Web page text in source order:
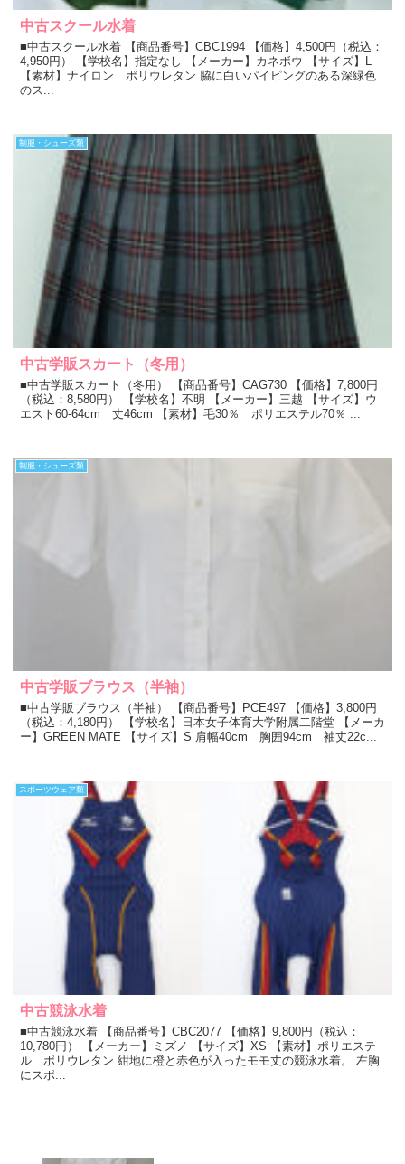
中古スクール水着
■中古スクール水着 【商品番号】CBC1994 【価格】4,500円（税込：
4,950円） 【学校名】指定なし 【メーカー】カネボウ 【サイズ】L
【素材】ナイロン ポリウレタン 脇に白いパイピングのある深緑色
のス...
制服・シューズ類
中古学販スカート（冬用）
■中古学販スカート（冬用） 【商品番号】CAG730 【価格】7,800円
（税込：8,580円） 【学校名】不明 【メーカー】三越 【サイズ】ウ
エスト60-64cm 丈46cm 【素材】毛30％ ポリエステル70％ ...
制服・シューズ類
中古学販ブラウス（半袖）
■中古学販ブラウス（半袖） 【商品番号】PCE497 【価格】3,800円
（税込：4,180円） 【学校名】日本女子体育大学附属二階堂 【メーカ
ー】GREEN MATE 【サイズ】S 肩幅40cm 胸囲94cm 袖丈22c...
スポーツウェア類
中古競泳水着
■中古競泳水着 【商品番号】CBC2077 【価格】9,800円（税込：
10,780円） 【メーカー】ミズノ 【サイズ】XS 【素材】ポリエステ
ル ポリウレタン 紺地に橙と赤色が入ったモモ丈の競泳水着。 左胸
にスポ...